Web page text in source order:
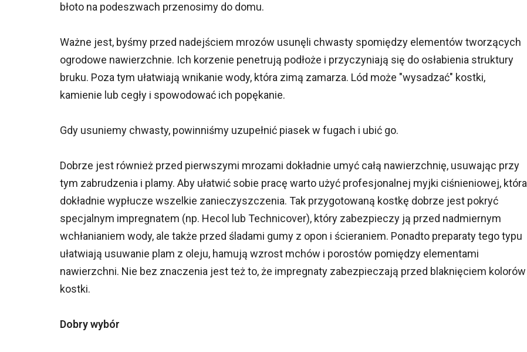
błoto na podeszwach przenosimy do domu.
Ważne jest, byśmy przed nadejściem mrozów usunęli chwasty spomiędzy elementów tworzących
ogrodowe nawierzchnie. Ich korzenie penetrują podłoże i przyczyniają się do osłabienia struktury
bruku. Poza tym ułatwiają wnikanie wody, która zimą zamarza. Lód może "wysadzać" kostki,
kamienie lub cegły i spowodować ich popękanie.
Gdy usuniemy chwasty, powinniśmy uzupełnić piasek w fugach i ubić go.
Dobrze jest również przed pierwszymi mrozami dokładnie umyć całą nawierzchnię, usuwając przy
tym zabrudzenia i plamy. Aby ułatwić sobie pracę warto użyć profesjonalnej myjki ciśnieniowej, która
dokładnie wypłucze wszelkie zanieczyszczenia. Tak przygotowaną kostkę dobrze jest pokryć
specjalnym impregnatem (np. Hecol lub Technicover), który zabezpieczy ją przed nadmiernym
wchłanianiem wody, ale także przed śladami gumy z opon i ścieraniem. Ponadto preparaty tego typu
ułatwiają usuwanie plam z oleju, hamują wzrost mchów i porostów pomiędzy elementami
nawierzchni. Nie bez znaczenia jest też to, że impregnaty zabezpieczają przed blaknięciem kolorów
kostki.
Dobry wybór